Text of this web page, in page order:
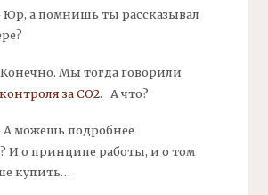
а помнишь ты рассказывал
Мы тогда говорили
за СО2. А что?
можешь подробнее
И о принципе работы, и о том
купить…